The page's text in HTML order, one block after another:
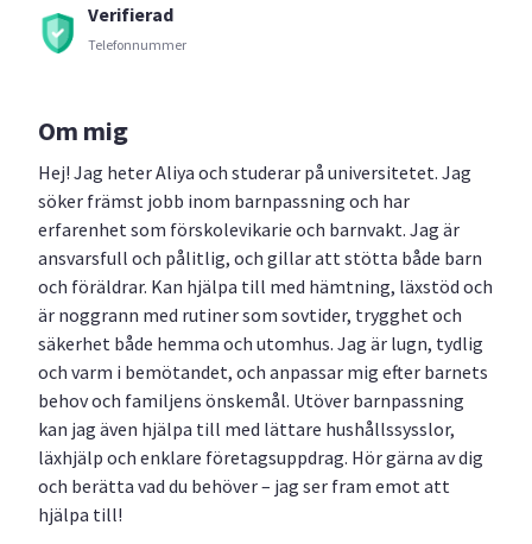
Verifierad
Telefonnummer
Om mig
Hej! Jag heter Aliya och studerar på universitetet. Jag
söker främst jobb inom barnpassning och har
erfarenhet som förskolevikarie och barnvakt. Jag är
ansvarsfull och pålitlig, och gillar att stötta både barn
och föräldrar. Kan hjälpa till med hämtning, läxstöd och
är noggrann med rutiner som sovtider, trygghet och
säkerhet både hemma och utomhus. Jag är lugn, tydlig
och varm i bemötandet, och anpassar mig efter barnets
behov och familjens önskemål. Utöver barnpassning
kan jag även hjälpa till med lättare hushållssysslor,
läxhjälp och enklare företagsuppdrag. Hör gärna av dig
och berätta vad du behöver – jag ser fram emot att
hjälpa till!